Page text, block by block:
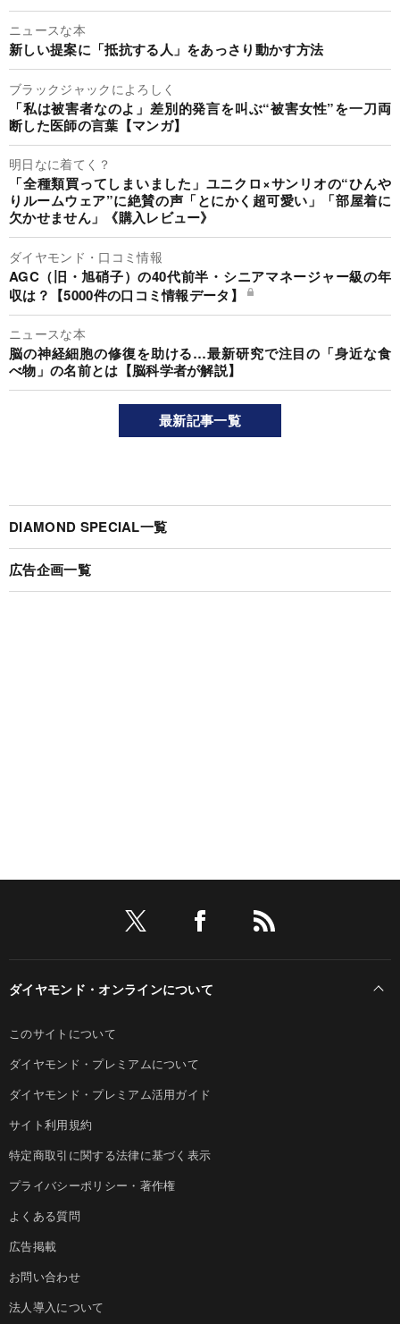
ニュースな本
新しい提案に「抵抗する人」をあっさり動かす方法
ブラックジャックによろしく
「私は被害者なのよ」差別的発言を叫ぶ“被害女性”を一刀両
断した医師の言葉【マンガ】
明日なに着てく？
「全種類買ってしまいました」ユニクロ×サンリオの“ひんや
りルームウェア”に絶賛の声「とにかく超可愛い」「部屋着に
欠かせません」《購入レビュー》
ダイヤモンド・口コミ情報
AGC（旧・旭硝子）の40代前半・シニアマネージャー級の年
収は？【5000件の口コミ情報データ】
ニュースな本
脳の神経細胞の修復を助ける…最新研究で注目の「身近な食
べ物」の名前とは【脳科学者が解説】
最新記事一覧
DIAMOND SPECIAL一覧
広告企画一覧
ダイヤモンド・オンラインについて
このサイトについて
ダイヤモンド・プレミアムについて
ダイヤモンド・プレミアム活用ガイド
サイト利用規約
特定商取引に関する法律に基づく表示
プライバシーポリシー・著作権
よくある質問
広告掲載
お問い合わせ
法人導入について